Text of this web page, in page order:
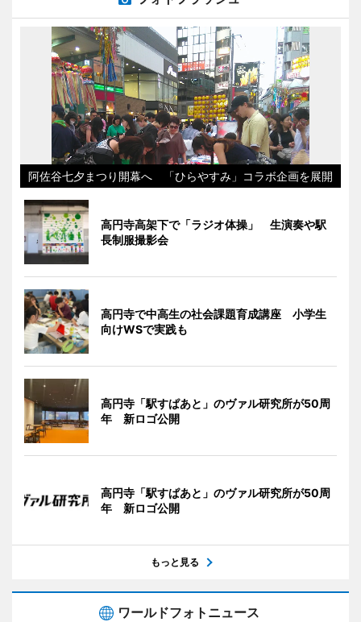
阿佐谷七夕まつり開幕へ 「ひらやすみ」コラボ企画を展開
高円寺高架下で「ラジオ体操」 生演奏や駅
長制服撮影会
高円寺で中高生の社会課題育成講座 小学生
向けWSで実践も
高円寺「駅すぱあと」のヴァル研究所が50周
年 新ロゴ公開
高円寺「駅すぱあと」のヴァル研究所が50周
年 新ロゴ公開
もっと見る
ワールドフォトニュース